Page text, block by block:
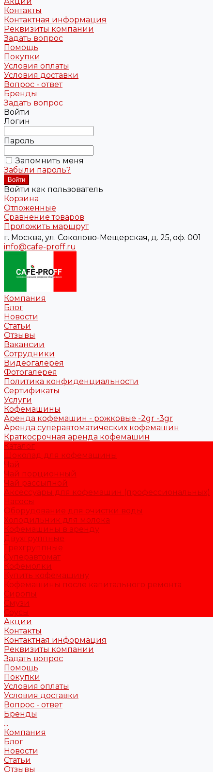
Контакты
Контактная информация
Реквизиты компании
Задать вопрос
Помощь
Покупки
Условия оплаты
Условия доставки
Вопрос - ответ
Бренды
Задать вопрос
Войти
Логин
Пароль
Запомнить меня
Забыли пароль?
Войти как пользователь
Корзина
Отложенные
Сравнение товаров
Проложить маршрут
г. Москва, ул. Соколово-Мещерская, д. 25, оф. 001
info@cafe-proff.ru
Компания
Блог
Новости
Статьи
Отзывы
Вакансии
Сотрудники
Видеогалерея
Фотогалерея
Политика конфиденциальности
Сертификаты
Услуги
Кофемашины
Аренда кофемашин - рожковые -2gr -3gr
Аренда суперавтоматических кофемашин
Краткосрочная аренда кофемашин
Каталог
Шоколад для кофемашины
Чай
Чай порционный
Чай рассыпной
Аксессуары для кофемашин (профессиональных)
Насосы
Оборудование для очистки воды
Холодильник для молока
Кофемашины в аренду
Двухгруппные
Трехгруппные
Суперавтомат
Кофемолки
Купить кофемашину
Кофемашины после капитального ремонта
Сиропы
Смузи
Соусы
Акции
Контакты
Контактная информация
Реквизиты компании
Задать вопрос
Помощь
Покупки
Условия оплаты
Условия доставки
Вопрос - ответ
Бренды
...
Компания
Блог
Новости
Статьи
Отзывы